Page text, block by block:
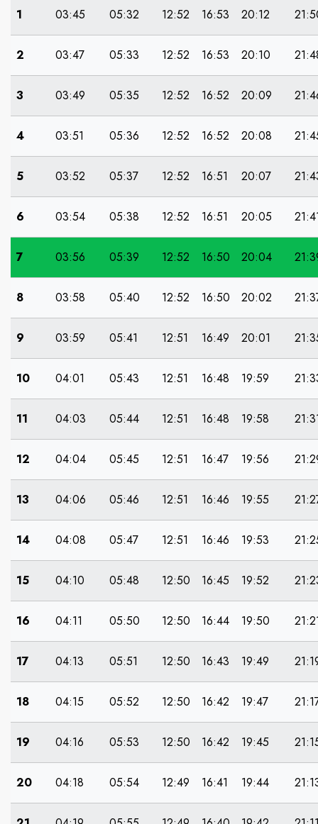
1 03:45 05:32 12:52 16:53 20:12
2 03:47 05:33 12:52 16:53 20:10
3 03:49 05:35 12:52 16:52 20:09
4 03:51 05:36 12:52 16:52 20:08
5 03:52 05:37 12:52 16:51 20:07
6 03:54 05:38 12:52 16:51 20:05
7 03:56 05:39 12:52 16:50 20:04
8 03:58 05:40 12:52 16:50 20:02
9 03:59 05:41 12:51 16:49 20:01
10 04:01 05:43 12:51 16:48 19:59
11 04:03 05:44 12:51 16:48 19:58
12 04:04 05:45 12:51 16:47 19:56
13 04:06 05:46 12:51 16:46 19:55
14 04:08 05:47 12:51 16:46 19:53
15 04:10 05:48 12:50 16:45 19:52
16 04:11 05:50 12:50 16:44 19:50
17 04:13 05:51 12:50 16:43 19:49
18 04:15 05:52 12:50 16:42 19:47
19 04:16 05:53 12:50 16:42 19:45
20 04:18 05:54 12:49 16:41 19:44